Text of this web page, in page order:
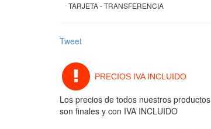
TARJETA - TRANSFERENCIA
Tweet
PRECIOS IVA INCLUIDO
Los precios de todos nuestros productos
son finales y con IVA INCLUIDO